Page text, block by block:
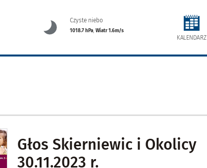
Czyste niebo
1018.7 hPa,Wiatr 1.6m/s
KALENDARZ
Głos Skierniewic i Okolicy
30.11.2023 r.